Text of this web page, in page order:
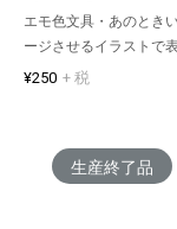
エモ色文具・あのとき
ージさせるイラストで
¥250 + 税
生産終了品